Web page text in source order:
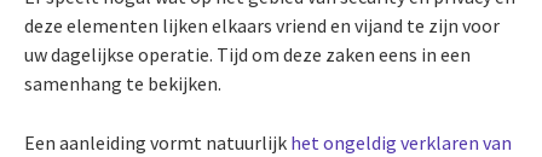
deze elementen lijken elkaars vriend en vijand te zijn voor
uw dagelijkse operatie. Tijd om deze zaken eens in een
samenhang te bekijken.
Een aanleiding vormt natuurlijk het ongeldig verklaren van